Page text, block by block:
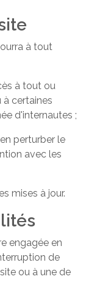
à tout
à tout ou
à certaines
d'internautes ;
perturber le
avec les
mises à jour.
engagée en
de
ou à une de